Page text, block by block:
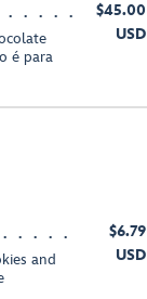
é para
$45.00
USD
and
$6.79
USD